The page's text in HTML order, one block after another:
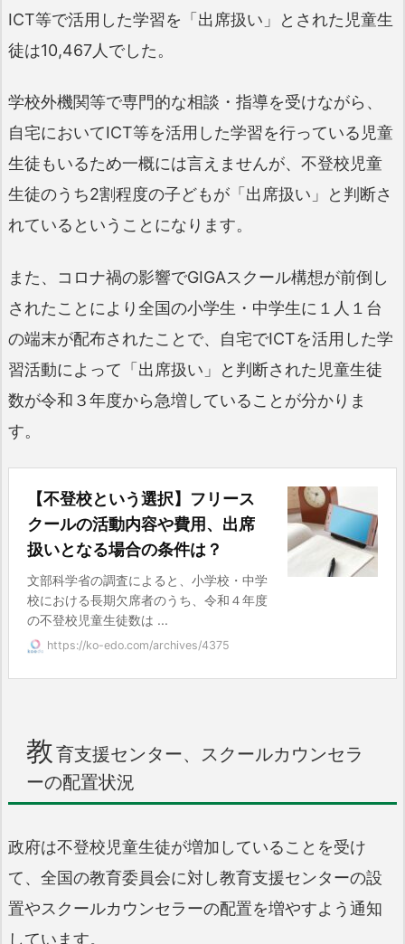
ICT等で活用した学習を「出席扱い」とされた児童生
徒は10,467人でした。
学校外機関等で専門的な相談・指導を受けながら、
自宅においてICT等を活用した学習を行っている児童
生徒もいるため一概には言えませんが、不登校児童
生徒のうち2割程度の子どもが「出席扱い」と判断さ
れているということになります。
また、コロナ禍の影響でGIGAスクール構想が前倒し
されたことにより全国の小学生・中学生に１人１台
の端末が配布されたことで、自宅でICTを活用した学
習活動によって「出席扱い」と判断された児童生徒
数が令和３年度から急増していることが分かりま
す。
【不登校という選択】フリース
クールの活動内容や費用、出席
扱いとなる場合の条件は？
文部科学省の調査によると、小学校・中学
校における長期欠席者のうち、令和４年度
の不登校児童生徒数は ...
https://ko-edo.com/archives/4375
教育支援センター、スクールカウンセラ
ーの配置状況
政府は不登校児童生徒が増加していることを受け
て、全国の教育委員会に対し教育支援センターの設
置やスクールカウンセラーの配置を増やすよう通知
しています。